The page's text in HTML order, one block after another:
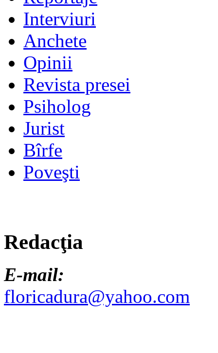
Interviuri
Anchete
Opinii
Revista presei
Psiholog
Jurist
Bîrfe
Poveşti
Redacţia
E-mail:
floricadura@yahoo.com